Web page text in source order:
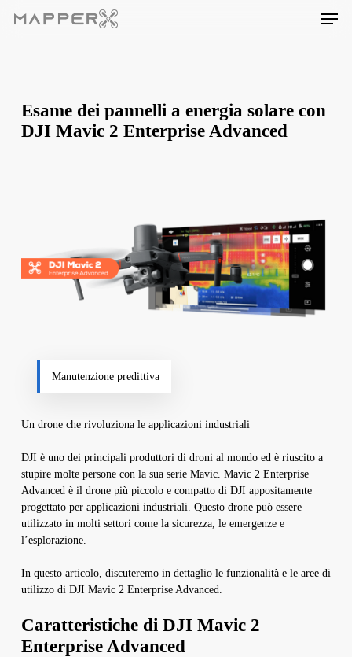
Menu
Esame dei pannelli a energia solare con
DJI Mavic 2 Enterprise Advanced
Manutenzione predittiva
Un drone che rivoluziona le applicazioni industriali
DJI è uno dei principali produttori di droni al mondo ed è riuscito a
stupire molte persone con la sua serie Mavic. Mavic 2 Enterprise
Advanced è il drone più piccolo e compatto di DJI appositamente
progettato per applicazioni industriali. Questo drone può essere
utilizzato in molti settori come la sicurezza, le emergenze e
l’esplorazione.
In questo articolo, discuteremo in dettaglio le funzionalità e le aree di
utilizzo di DJI Mavic 2 Enterprise Advanced.
Caratteristiche di DJI Mavic 2
Enterprise Advanced